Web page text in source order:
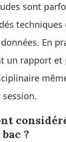
sont
techniques
En
un rapport et
session.
?